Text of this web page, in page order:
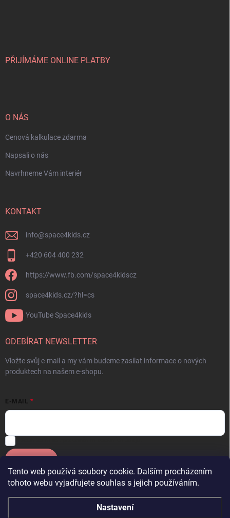
Tento web používá soubory cookie. Dalším procházením
tohoto webu vyjadřujete souhlas s jejich používáním.
Nastavení
PŘIJÍMÁME ONLINE PLATBY
O NÁS
Cenová kalkulace zdarma
Napsali o nás
Navrhneme Vám interiér
KONTAKT
info@space4kids.cz
+420 604 400 232
https://www.fb.com/space4kidscz
space4kids.cz/?hl=cs
YouTube Space4kids
ODEBÍRAT NEWSLETTER
Vložte svůj e-mail a my vám budeme zasílat informace o nových
produktech na našem e-shopu.
E-MAIL
Facebook OneSpace Instagram YouTube Space4kids